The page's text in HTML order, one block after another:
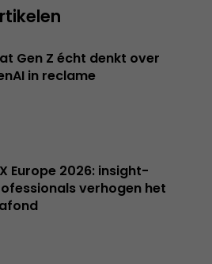
Gen Z écht denkt over
in reclame
Europe 2026: insight-
verhogen het